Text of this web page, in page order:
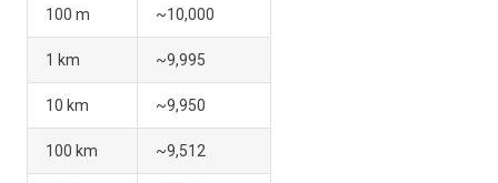
100 m ~10,000
1 km ~9,995
10 km ~9,950
100 km ~9,512